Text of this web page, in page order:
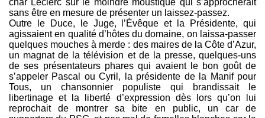
char Leclerc sur le moindre moustique qui s’approcherait
sans être en mesure de présenter un laissez-passez.
Outre le Duce, le Juge, l’Évêque et la Présidente, qui
agissaient en qualité d’hôtes du domaine, on laissa-passer
quelques mouches à merde : des maires de la Côte d’Azur,
un magnat de la télévision et de la presse, quelques-uns
de ses présentateurs phares qui avaient le bon goût de
s’appeler Pascal ou Cyril, la présidente de la Manif pour
Tous, un chansonnier populiste qui brandissait le
libertinage et la liberté d’expression dès lors qu’on lui
reprochait de montrer sa bite en public, un car de